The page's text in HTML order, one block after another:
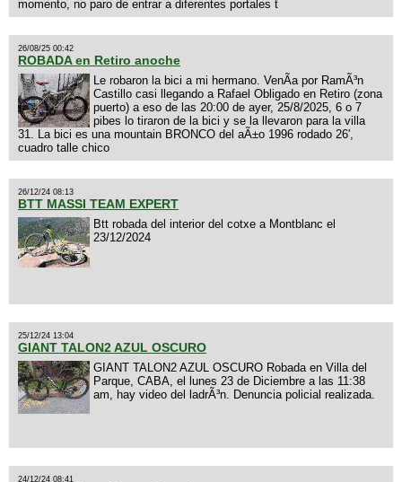
momento, no paro de entrar a diferentes portales t
26/08/25 00:42
ROBADA en Retiro anoche
Le robaron la bici a mi hermano. VenÃ­a por RamÃ³n
Castillo casi llegando a Rafael Obligado en Retiro (zona
puerto) a eso de las 20:00 de ayer, 25/8/2025, 6 o 7
pibes lo tiraron de la bici y se la llevaron para la villa
31. La bici es una mountain BRONCO del aÃ±o 1996 rodado 26',
cuadro talle chico
26/12/24 08:13
BTT MASSI TEAM EXPERT
Btt robada del interior del cotxe a Montblanc el
23/12/2024
25/12/24 13:04
GIANT TALON2 AZUL OSCURO
GIANT TALON2 AZUL OSCURO Robada en Villa del
Parque, CABA, el lunes 23 de Diciembre a las 11:38
am, hay video del ladrÃ³n. Denuncia policial realizada.
24/12/24 08:41